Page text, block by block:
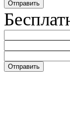
Отправить
Отправить